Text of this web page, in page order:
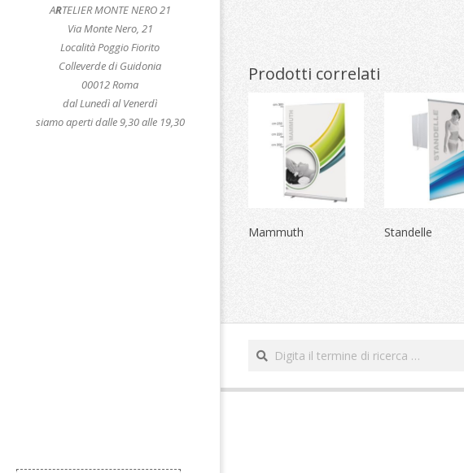
ARTELIER MONTE NERO 21
Via Monte Nero, 21
Località Poggio Fiorito
Colleverde di Guidonia
00012 Roma
dal Lunedì al Venerdì
siamo aperti dalle 9,30 alle 19,30
Prodotti correlati
Mammuth Standelle